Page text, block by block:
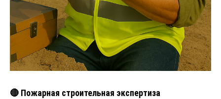
🔴 Пожарная строительная экспертиза